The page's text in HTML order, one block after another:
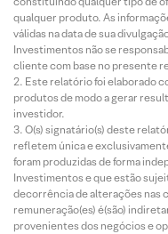
qualquer produto. As
válidas na data de sua
Investimentos não se
cliente com base no presente
Este relatório foi elaborado
produtos de modo a gerar
investidor.
O(s) signatário(s) deste
refletem única e
foram produzidas de forma
Investimentos e que estão
decorrência de alterações nas
remuneração(es) é(são)
provenientes dos negócios e